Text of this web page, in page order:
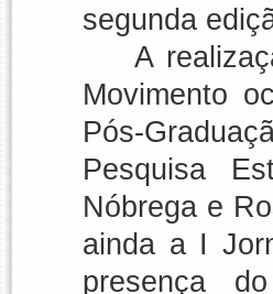
segunda
A
Movimento
Pós-
Pesquisa
Nóbrega e
ainda a I
presença